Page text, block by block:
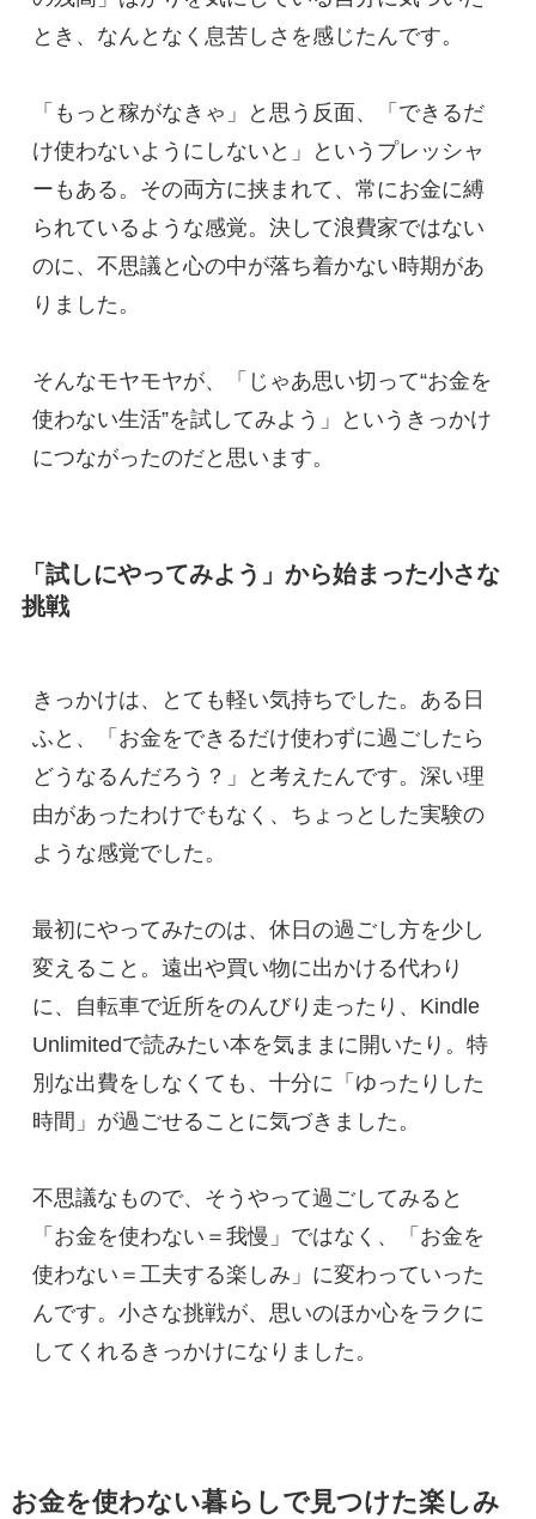
とき、なんとなく息苦しさを感じたんです。
「もっと稼がなきゃ」と思う反面、「できるだ
け使わないようにしないと」というプレッシャ
ーもある。その両方に挟まれて、常にお金に縛
られているような感覚。決して浪費家ではない
のに、不思議と心の中が落ち着かない時期があ
りました。
そんなモヤモヤが、「じゃあ思い切って“お金を
使わない生活”を試してみよう」というきっかけ
につながったのだと思います。
「試しにやってみよう」から始まった小さな
挑戦
きっかけは、とても軽い気持ちでした。ある日
ふと、「お金をできるだけ使わずに過ごしたら
どうなるんだろう？」と考えたんです。深い理
由があったわけでもなく、ちょっとした実験の
ような感覚でした。
最初にやってみたのは、休日の過ごし方を少し
変えること。遠出や買い物に出かける代わり
に、自転車で近所をのんびり走ったり、Kindle
Unlimitedで読みたい本を気ままに開いたり。特
別な出費をしなくても、十分に「ゆったりした
時間」が過ごせることに気づきました。
不思議なもので、そうやって過ごしてみると
「お金を使わない＝我慢」ではなく、「お金を
使わない＝工夫する楽しみ」に変わっていった
んです。小さな挑戦が、思いのほか心をラクに
してくれるきっかけになりました。
お金を使わない暮らしで見つけた楽しみ